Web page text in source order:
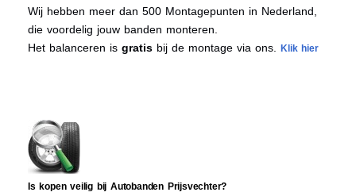
Wij hebben meer dan 500 Montagepunten in Nederland,
die voordelig jouw banden monteren.
Het balanceren is gratis bij de montage via ons. Klik hier
Is kopen veilig bij Autobanden Prijsvechter?